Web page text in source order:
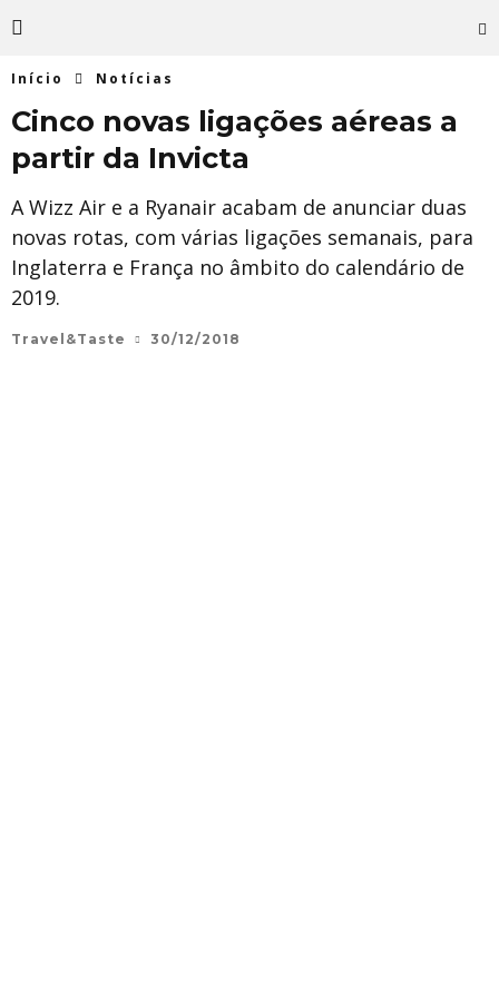
Início Notícias
Cinco novas ligações aéreas a
partir da Invicta
A Wizz Air e a Ryanair acabam de anunciar duas
novas rotas, com várias ligações semanais, para
Inglaterra e França no âmbito do calendário de
2019.
Travel&Taste 30/12/2018